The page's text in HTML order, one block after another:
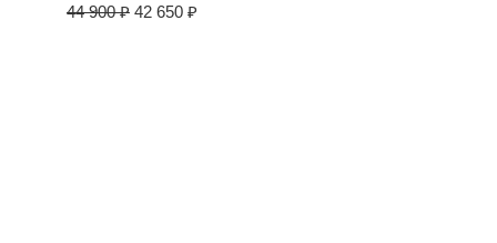
44 900₽ 42 650 ₽